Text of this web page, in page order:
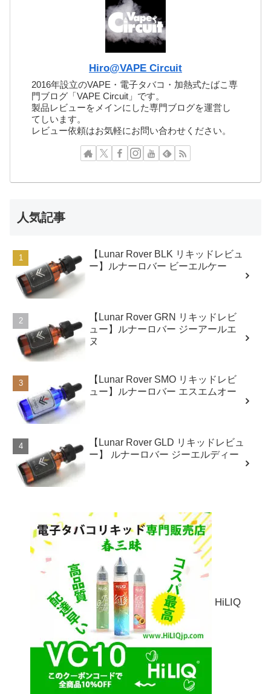
Hiro@VAPE Circuit
2016年設立のVAPE・電子タバコ・加熱式たばこ専
門ブログ「VAPE Circuit」です。
製品レビューをメインにした専門ブログを運営し
てしいます。
レビュー依頼はお気軽にお問い合わせください。
人気記事
【Lunar Rover BLK リキッドレビュ
ー】ルナーロバー ビーエルケー
【Lunar Rover GRN リキッドレビ
ュー】ルナーロバー ジーアールエ
ヌ
【Lunar Rover SMO リキッドレビ
ュー】ルナーロバー エスエムオー
【Lunar Rover GLD リキッドレビュ
ー】 ルナーロバー ジーエルディー
HiLIQ